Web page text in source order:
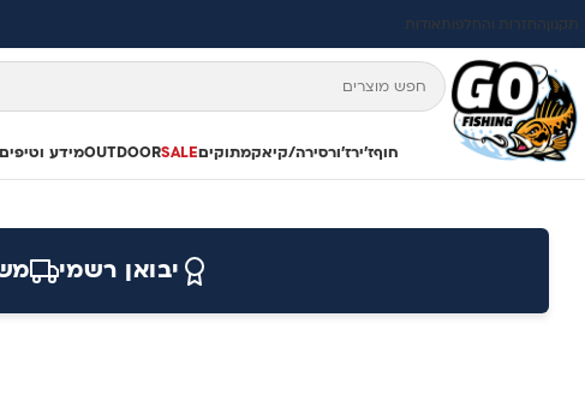
תקנוןהחזרות והחלפותאודות
חוףז'ירז'ורסירה/קיאקמתוקיםSALE
OUTDOORמידע וטיפים
יבואן רשמי